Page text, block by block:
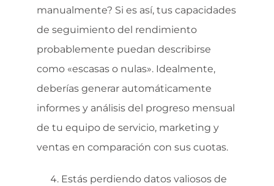
manualmente? Si es así, tus capacidades
de seguimiento del rendimiento
probablemente puedan describirse
como «escasas o nulas». Idealmente,
deberías generar automáticamente
informes y análisis del progreso mensual
de tu equipo de servicio, marketing y
ventas en comparación con sus cuotas.
Estás perdiendo datos valiosos de